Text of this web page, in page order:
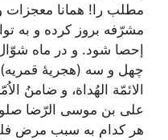
مطلب‌ را! همانا معجزات‌
مشرّفه‌ بروز کرده‌ و به‌
إحصا شود. و در ماه‌
چهل‌ و سه‌ (هجریۀ
الائمّة‌ الهُداة‌، و ضامنُ
علی بن‌ موسی‌ الرّضا
هر کدام‌ به‌ سبب‌ مرض‌ فلج‌